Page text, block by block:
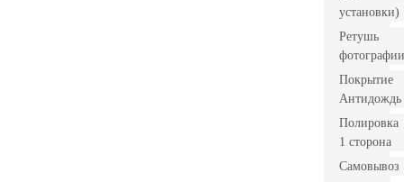
установки)
Ретушь
фотографии
Покрытие
Антидождь
Полировка
1 сторона
Самовывоз